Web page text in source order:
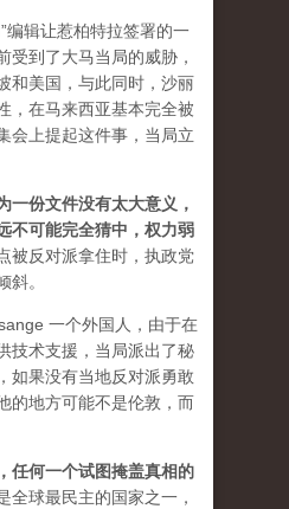
编辑让惹柏特拉签署的一
受到了大马当局的威胁，
和美国，与此同时，沙丽
，在马来西亚基本完全被
会上提起这件事，当局立
一份文件没有太大意义，
不可能完全猜中，权力弱
被反对派拿住时，执政党
斜。
一个外国人，由于在
技术支援，当局派出了秘
如果没有当地反对派勇敢
的地方可能不是伦敦，而
任何一个试图掩盖真相的
全球最民主的国家之一，